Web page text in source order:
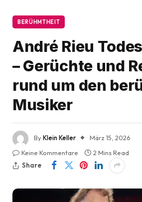
BERÜHMTHEIT
André Rieu
– Gerüchte und
rund um den
Musiker
ByKlein Keller
März 15, 2026
Keine Kommentare
2 Mins Read
Share